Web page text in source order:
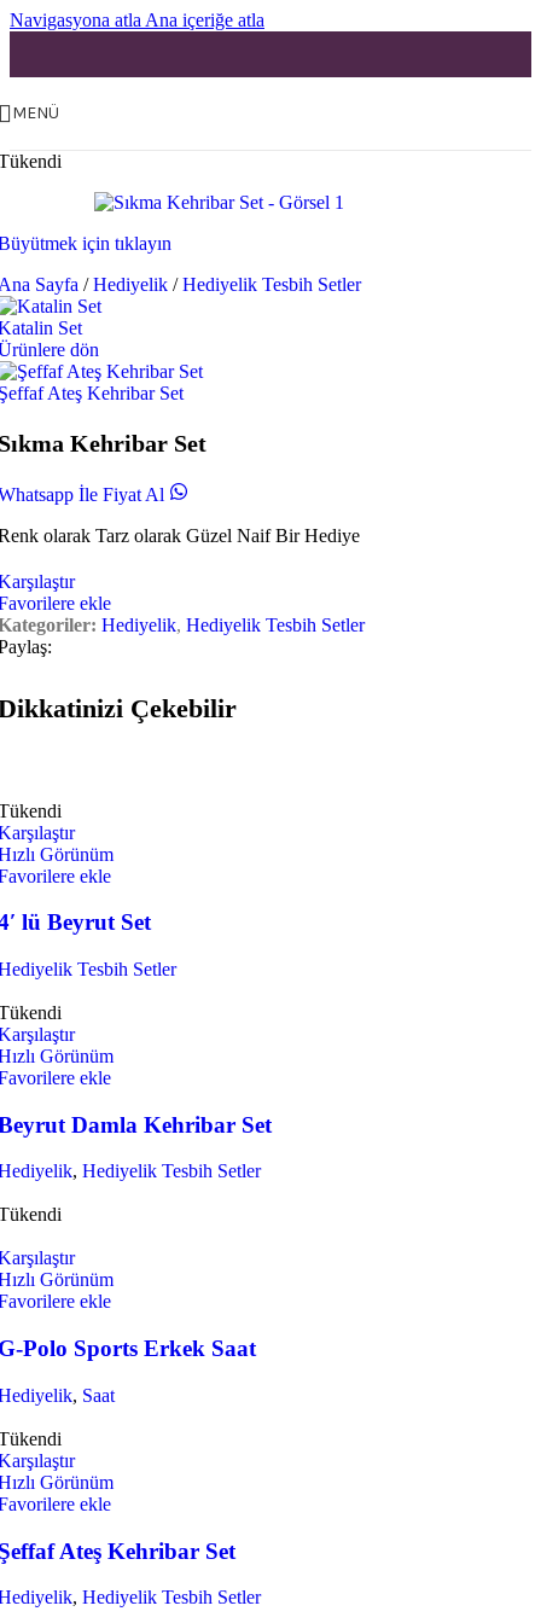
Navigasyona atla Ana içeriğe atla
MENÜ
için tıklayın
Sayfa / Hediyelik / Hediyelik Tesbih Setler
Set
dön
Ateş Kehribar Set
Kehribar Set
İle Fiyat Al
olarak Tarz olarak Güzel Naif Bir Hediye
ekle
Hediyelik, Hediyelik Tesbih Setler
Çekebilir
Görünüm
ekle
lü Beyrut Set
Tesbih Setler
Görünüm
ekle
Damla Kehribar Set
, Hediyelik Tesbih Setler
Görünüm
ekle
Polo Sports Erkek Saat
, Saat
Görünüm
ekle
Ateş Kehribar Set
, Hediyelik Tesbih Setler